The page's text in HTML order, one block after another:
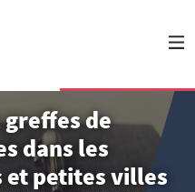
greffes de
dans les
et petites villes